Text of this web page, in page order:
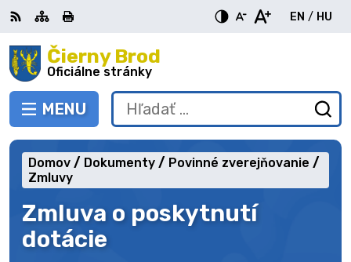
Preskočiť
na
obsah Čierny Brod
Oficiálne stránky
PREPNÚŤ
MENU
RSS MapaTlačiť
EN
English
/ HU
Hľadať:
Zmluva o poskytnutí
dotácie
Domov Dokumenty
Povinné zverejňovanie
Zmluvy